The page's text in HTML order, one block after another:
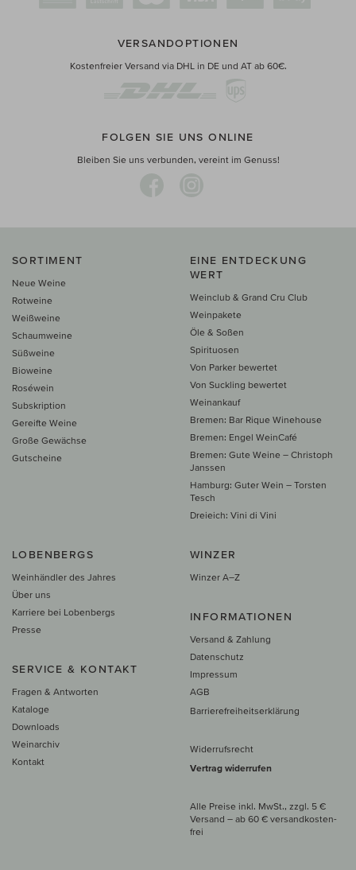
VERSANDOPTIONEN
Kostenfreier Versand via DHL in DE und AT ab 60€.
FOLGEN SIE UNS ONLINE
Bleiben Sie uns verbunden, vereint im Genuss!
SORTIMENT
Neue Weine
Rotweine
Weißweine
Schaumweine
Süßweine
Bioweine
Roséwein
Subskription
Gereifte Weine
Große Gewächse
Gutscheine
EINE ENTDECKUNG
WERT
Weinclub & Grand Cru Club
Weinpakete
Öle & Soßen
Spirituosen
Von Parker bewertet
Von Suckling bewertet
Weinankauf
Bremen: Bar Rique Winehouse
Bremen: Engel WeinCafé
Bremen: Gute Weine – Christoph
Janssen
Hamburg: Guter Wein – Torsten
Tesch
Dreieich: Vini di Vini
LOBENBERGS
Weinhändler des Jahres
Über uns
Karriere bei Lobenbergs
Presse
SERVICE & KONTAKT
Fragen & Antworten
Kataloge
Downloads
Weinarchiv
Kontakt
WINZER
Winzer A–Z
INFORMATIONEN
Versand & Zahlung
Datenschutz
Impressum
AGB
Barrierefreiheitserklärung
Widerrufsrecht
Vertrag widerrufen
Alle Preise inkl. MwSt., zzgl. 5 €
Versand – ab 60 € versand­kosten­
frei